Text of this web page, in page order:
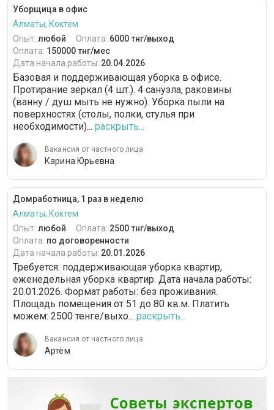
Уборщица в офис
Алматы, Коктем
Опыт: любой Оплата: 6000 тнг/выход
Оплата: 150000 тнг/мес
Дата начала работы: 20.04.2026
Базовая и поддерживающая уборка в офисе.
Протирание зеркал (4 шт.). 4 санузла, раковины
(ванну / душ мыть не нужно). Уборка пыли на
поверхностях (столы, полки, стулья при
необходимости)... раскрыть...
Вакансия от частного лица
Карина Юрьевна
Домработница, 1 раз в неделю
Алматы, Коктем
Опыт: любой Оплата: 2500 тнг/выход
Оплата: по договоренности
Дата начала работы: 20.01.2026
Требуется: поддерживающая уборка квартир,
еженедельная уборка квартир. Дата начала работы:
20.01.2026. Формат работы: без проживания.
Площадь помещения от 51 до 80 кв.м. Платить
можем: 2500 тенге/выхо... раскрыть...
Вакансия от частного лица
Артём